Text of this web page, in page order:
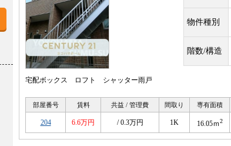
物件種別
階数/構造
宅配ボックス ロフト シャッター雨戸
部屋番号 賃料 共益 / 管理費 間取り 専有面積
204 6.6万円 / 0.3万円 1K 16.05ｍ2